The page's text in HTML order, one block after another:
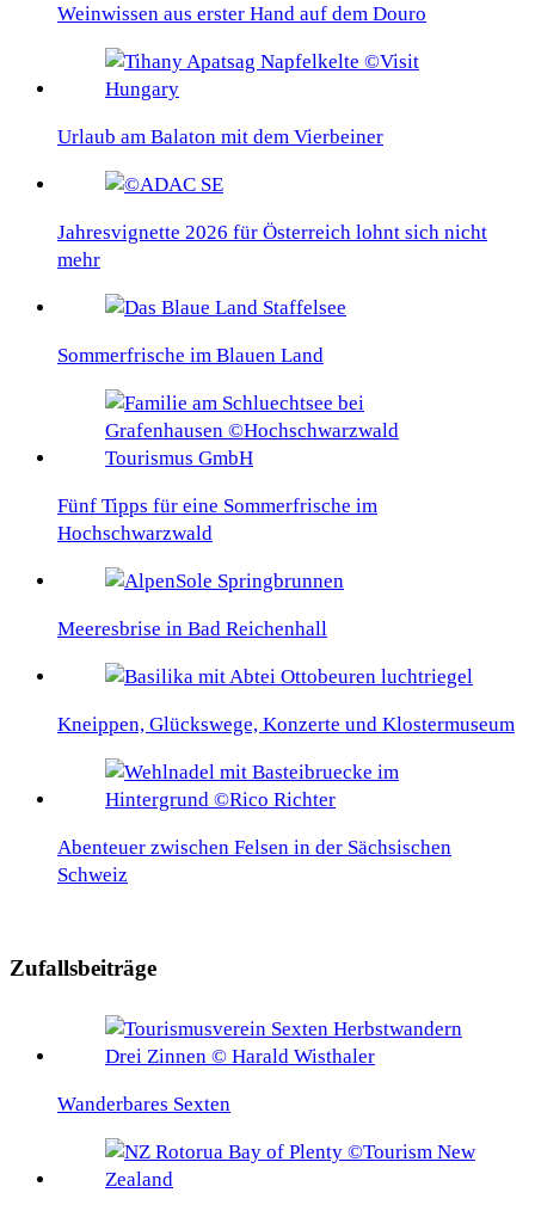
Weinwissen aus erster Hand auf dem Douro
Urlaub am Balaton mit dem Vierbeiner
Jahresvignette 2026 für Österreich lohnt sich nicht
mehr
Sommerfrische im Blauen Land
Fünf Tipps für eine Sommerfrische im
Hochschwarzwald
Meeresbrise in Bad Reichenhall
Kneippen, Glückswege, Konzerte und Klostermuseum
Abenteuer zwischen Felsen in der Sächsischen
Schweiz
Zufallsbeiträge
Wanderbares Sexten